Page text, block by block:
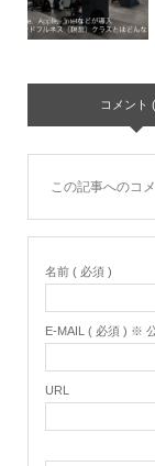
コメント
この記事へのコ
名前 ( 必須 )
E-MAIL ( 必須 ) ※
URL